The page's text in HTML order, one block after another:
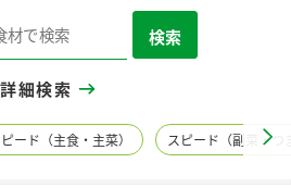
検索
詳細検索
ード（主食・主菜） スピード（副菜・つ